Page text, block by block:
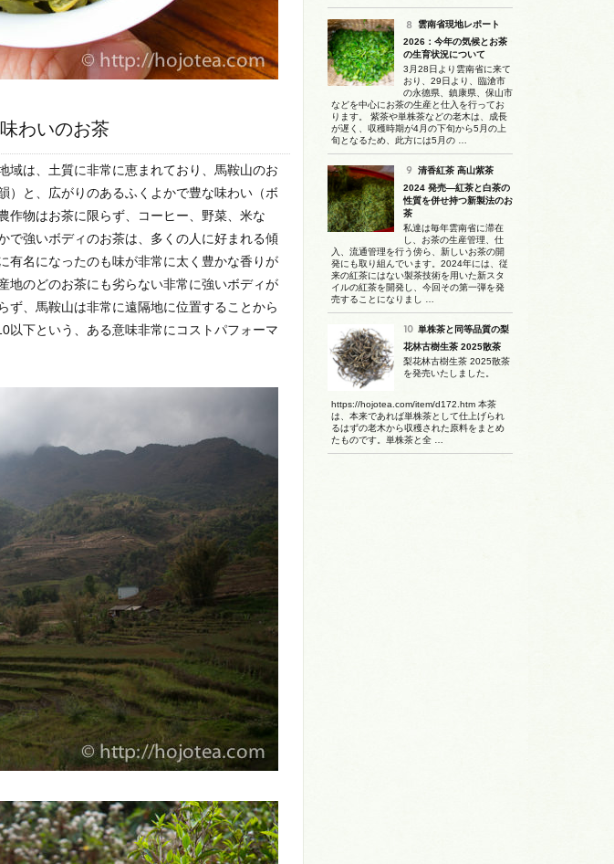
わいのお茶
域は、土質に非常に恵まれており、馬鞍山のお
）と、広がりのあるふくよかで豊な味わい（ボ
作物はお茶に限らず、コーヒー、野菜、米な
で強いボディのお茶は、多くの人に好まれる傾
有名になったのも味が非常に太く豊かな香りが
地のどのお茶にも劣らない非常に強いボディが
ず、馬鞍山は非常に遠隔地に位置することから
以下という、ある意味非常にコストパフォーマ
雲南省現地レポート
2026：今年の気候とお茶
の生育状況について
3月28日より雲南省に来て
おり、29日より、臨滄市
の永德県、鎮康県、保山市
などを中心にお茶の生産と仕入を行ってお
ります。 紫茶や単株茶などの老木は、成長
が遅く、収穫時期が4月の下旬から5月の上
旬となるため、此方には5月の …
清香紅茶 高山紫茶
2024 発売―紅茶と白茶の
性質を併せ持つ新製法のお
茶
私達は毎年雲南省に滞在
し、お茶の生産管理、仕
入、流通管理を行う傍ら、新しいお茶の開
発にも取り組んでいます。2024年には、従
来の紅茶にはない製茶技術を用いた新スタ
イルの紅茶を開発し、今回その第一弾を発
売することになりまし …
単株茶と同等品質の梨
花林古樹生茶 2025散茶
梨花林古樹生茶 2025散茶
を発売いたしました。
https://hojotea.com/item/d172.htm 本茶
は、本来であれば単株茶として仕上げられ
るはずの老木から収穫された原料をまとめ
たものです。単株茶と全 …